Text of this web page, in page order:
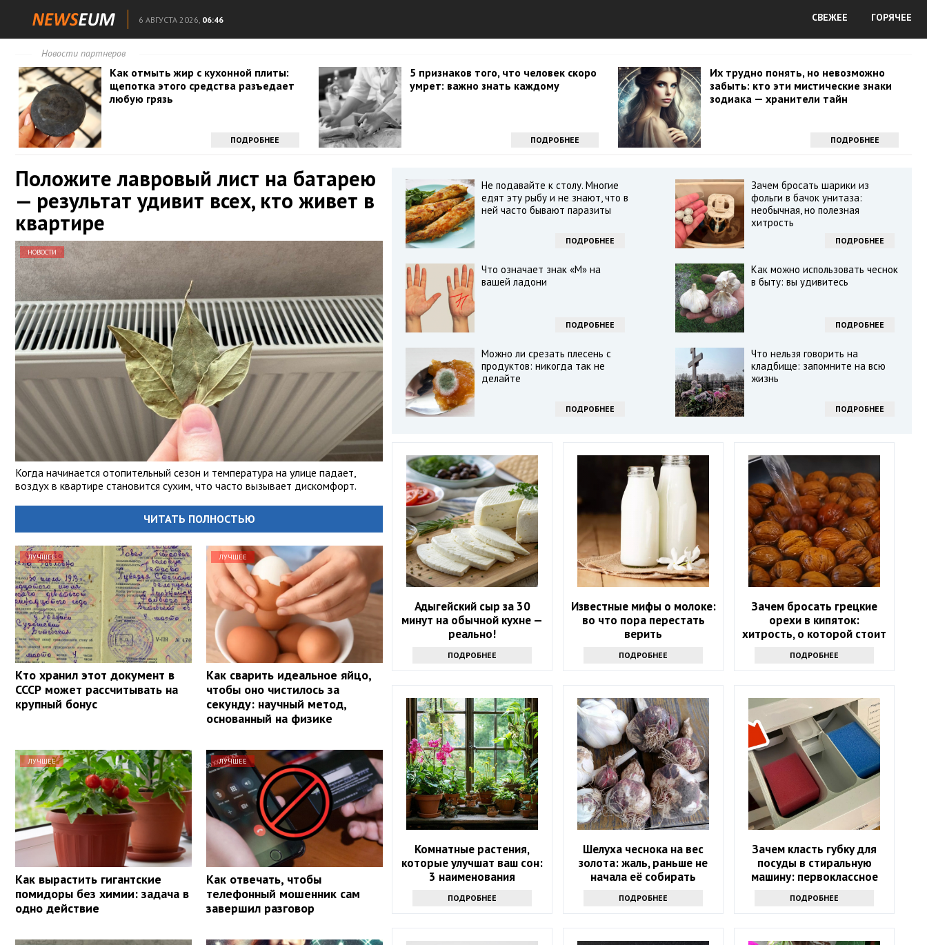
6 АВГУСТА 2026, 06:46 СВЕЖЕЕ ГОРЯЧЕЕ
Новости партнеров
Как отмыть жир с кухонной плиты:
щепотка этого средства разъедает
любую грязь
ПОДРОБНЕЕ
5 признаков того, что человек скоро
умрет: важно знать каждому
ПОДРОБНЕЕ
Их трудно понять, но невозможно
забыть: кто эти мистические знаки
зодиака — хранители тайн
ПОДРОБНЕЕ
Положите лавровый лист на батарею
— результат удивит всех, кто живет в
квартире
НОВОСТИ
Когда начинается отопительный сезон и температура на улице падает,
воздух в квартире становится сухим, что часто вызывает дискомфорт.
ЧИТАТЬ ПОЛНОСТЬЮ
ЛУЧШЕЕ
Кто хранил этот документ в
СССР может рассчитывать на
крупный бонус
ЛУЧШЕЕ
Как сварить идеальное яйцо,
чтобы оно чистилось за
секунду: научный метод,
основанный на физике
ЛУЧШЕЕ
Как вырастить гигантские
помидоры без химии: задача в
одно действие
ЛУЧШЕЕ
Как отвечать, чтобы
телефонный мошенник сам
завершил разговор
Не подавайте к столу. Многие
едят эту рыбу и не знают, что в
ней часто бывают паразиты
ПОДРОБНЕЕ
Зачем бросать шарики из
фольги в бачок унитаза:
необычная, но полезная
хитрость
ПОДРОБНЕЕ
Что означает знак «М» на
вашей ладони
ПОДРОБНЕЕ
Как можно использовать чеснок
в быту: вы удивитесь
ПОДРОБНЕЕ
Можно ли срезать плесень с
продуктов: никогда так не
делайте
ПОДРОБНЕЕ
Что нельзя говорить на
кладбище: запомните на всю
жизнь
ПОДРОБНЕЕ
Адыгейский сыр за 30
минут на обычной кухне —
реально!
ПОДРОБНЕЕ
Известные мифы о молоке:
во что пора перестать
верить
ПОДРОБНЕЕ
Зачем бросать грецкие
орехи в кипяток:
хитрость, о которой стоит
ПОДРОБНЕЕ
Комнатные растения,
которые улучшат ваш сон:
3 наименования
ПОДРОБНЕЕ
Шелуха чеснока на вес
золота: жаль, раньше не
начала её собирать
ПОДРОБНЕЕ
Зачем класть губку для
посуды в стиральную
машину: первоклассное
ПОДРОБНЕЕ